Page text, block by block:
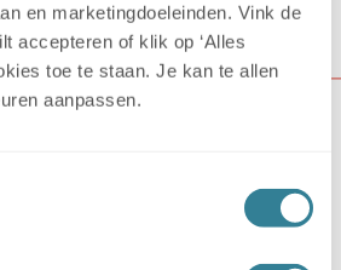
en marketingdoeleinden. Vink de
accepteren of klik op ‘Alles
toe te staan. Je kan te allen
aanpassen.